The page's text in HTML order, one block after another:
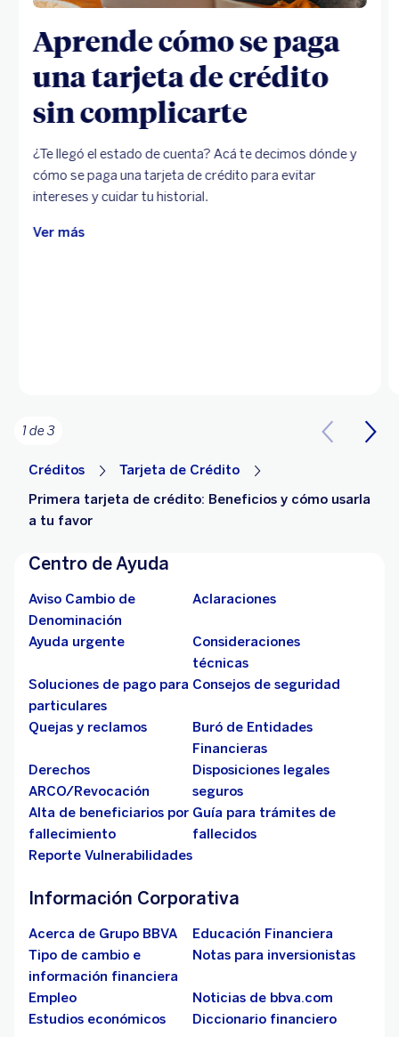
Aprende cómo se paga
una tarjeta de crédito
sin complicarte
¿Te llegó el estado de cuenta? Acá te decimos dónde y
cómo se paga una tarjeta de crédito para evitar
intereses y cuidar tu historial.
Ver más
1 de 3
Créditos
Tarjeta de Crédito
Primera tarjeta de crédito: Beneficios y cómo usarla
a tu favor
Centro de Ayuda
Aviso Cambio de
Denominación
Aclaraciones
Ayuda urgente
Consideraciones
técnicas
Soluciones de pago para
particulares
Consejos de seguridad
Quejas y reclamos
Buró de Entidades
Financieras
Derechos
ARCO/Revocación
Disposiciones legales
seguros
Alta de beneficiarios por
fallecimiento
Guía para trámites de
fallecidos
Reporte Vulnerabilidades
Información Corporativa
Acerca de Grupo BBVA
Educación Financiera
Tipo de cambio e
información financiera
Notas para inversionistas
Empleo
Noticias de bbva.com
Estudios económicos
Diccionario financiero